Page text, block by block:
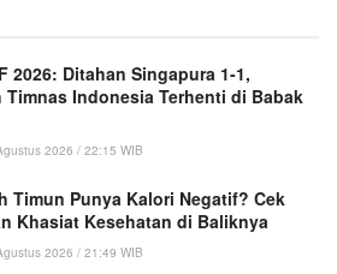
2026: Ditahan Singapura 1-1,
Timnas Indonesia Terhenti di Babak
2026 / 22:15 WIB
Timun Punya Kalori Negatif? Cek
Khasiat Kesehatan di Baliknya
2026 / 21:49 WIB